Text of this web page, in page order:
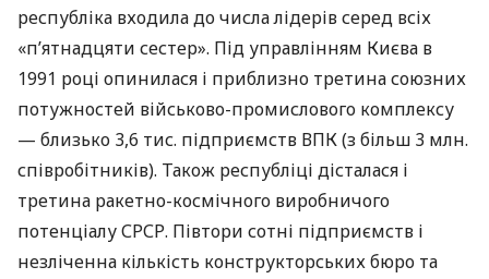
республіка входила до числа лідерів серед всіх
«п’ятнадцяти сестер». Під управлінням Києва в
1991 році опинилася і приблизно третина союзних
потужностей військово-промислового комплексу
— близько 3,6 тис. підприємств ВПК(з більш 3 млн.
співробітників). Також республіці дісталася і
третина ракетно-космічного виробничого
потенціалуСРСР. Півтори сотні підприємств і
незліченна кількість конструкторських бюро та